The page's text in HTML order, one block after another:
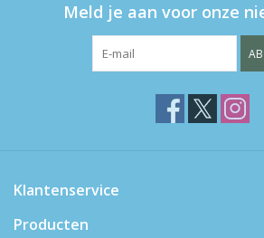
Meld je aan voor onze
Klantenservice
Producten